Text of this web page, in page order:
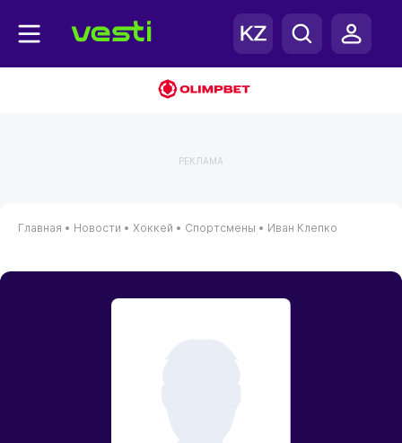
РЕКЛАМА
Главная • Новости • Хоккей • Спортсмены • Иван Клепко